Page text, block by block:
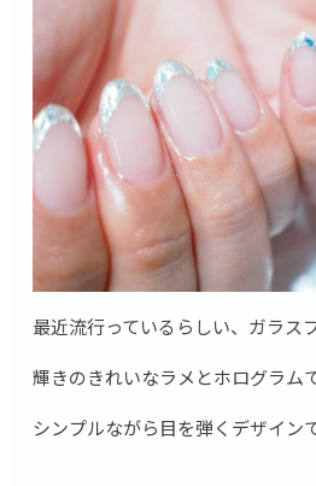
最近流行っているらしい、ガラス
輝きのきれいなラメとホログラム
シンプルながら目を弾くデザイン